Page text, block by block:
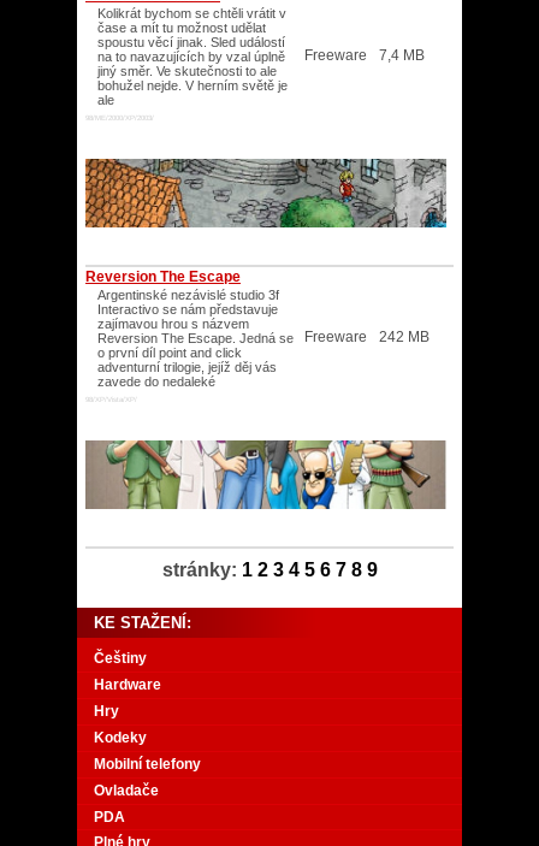
Kolikrát bychom se chtěli vrátit v
čase a mít tu možnost udělat
spoustu věcí jinak. Sled událostí
na to navazujících by vzal úplně
jiný směr. Ve skutečnosti to ale
bohužel nejde. V herním světě je
ale
98/ME/2000/XP/2003/
Freeware 7,4 MB
Reversion The Escape
Argentinské nezávislé studio 3f
Interactivo se nám představuje
zajímavou hrou s názvem
Reversion The Escape. Jedná se
o první díl point and click
adventurní trilogie, jejíž děj vás
zavede do nedaleké
98/XP/Vista/XP/
Freeware 242 MB
stránky: 1 2 3 4 5 6 7 8 9
KE STAŽENÍ:
Češtiny
Hardware
Hry
Kodeky
Mobilní telefony
Ovladače
PDA